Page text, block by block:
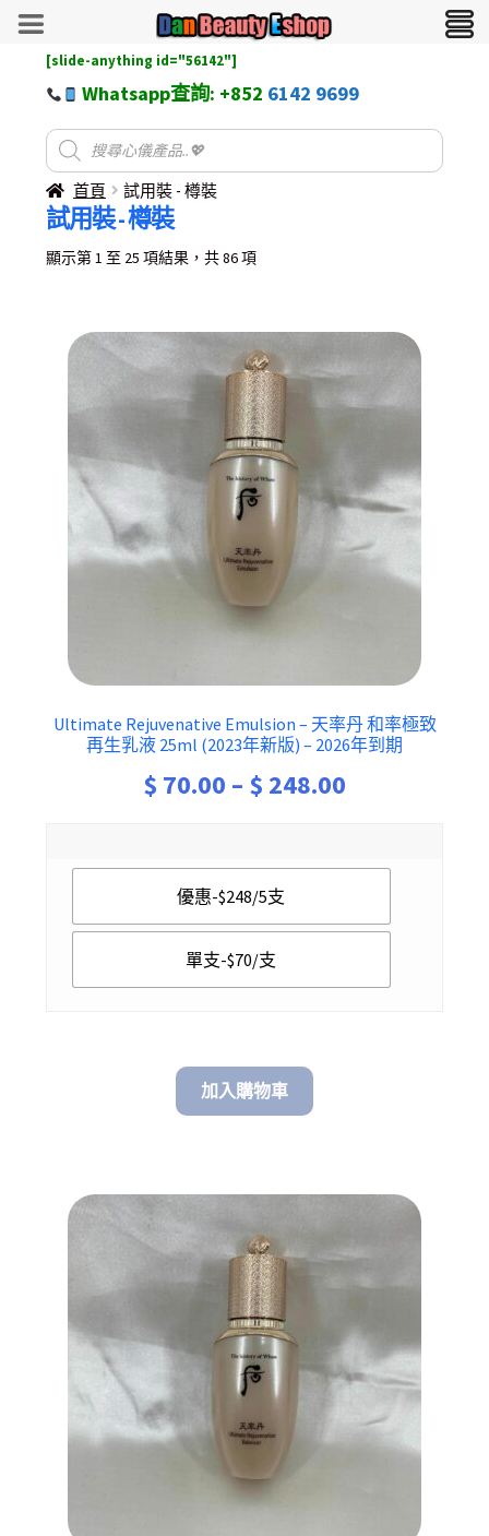
[slide-anything id="56142"]
Whatsapp查詢: +852 6142 9699
首頁 試用裝 - 樽裝
試用裝 - 樽裝
顯示第 1 至 25 項結果，共 86 項Sorted
Ultimate Rejuvenative Emulsion – 天率丹 和率極致
再生乳液 25ml (2023年新版) – 2026年到期
$ 70.00 – $ 248.00
$ 70.00
優惠-$248/5支
單支-$70/支
加入購物車